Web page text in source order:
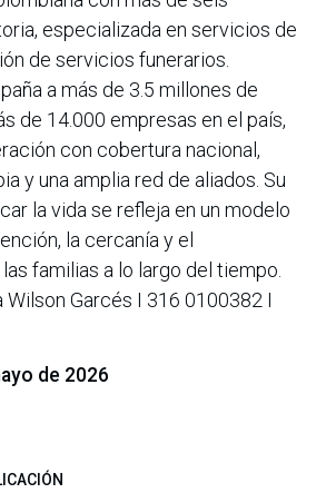
especializada en servicios de
de servicios funerarios.
a más de 3.5 millones de
de 14.000 empresas en el país,
con cobertura nacional,
y una amplia red de aliados. Su
la vida se refleja en un modelo
la cercanía y el
familias a lo largo del tiempo.
Garcés I 316 0100382 I
de 2026